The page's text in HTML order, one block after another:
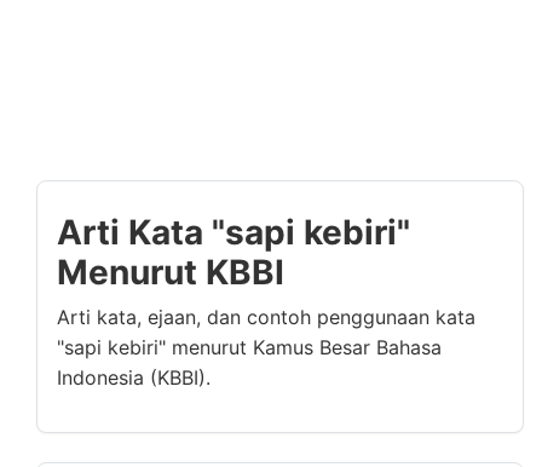
Arti Kata "sapi kebiri"
Menurut KBBI
Arti kata, ejaan, dan contoh penggunaan kata
"sapi kebiri" menurut Kamus Besar Bahasa
Indonesia (KBBI).